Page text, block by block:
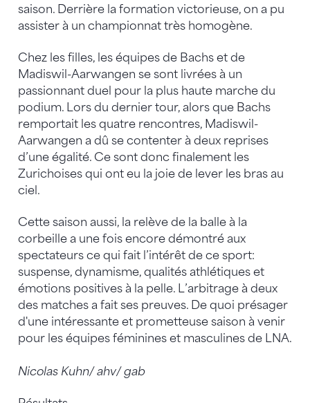
saison. Derrière la formation victorieuse, on a pu
assister à un championnat très homogène.
Chez les filles, les équipes de Bachs et de
Madiswil-Aarwangen se sont livrées à un
passionnant duel pour la plus haute marche du
podium. Lors du dernier tour, alors que Bachs
remportait les quatre rencontres, Madiswil-
Aarwangen a dû se contenter à deux reprises
d’une égalité. Ce sont donc finalement les
Zurichoises qui ont eu la joie de lever les bras au
ciel.
Cette saison aussi, la relève de la balle à la
corbeille a une fois encore démontré aux
spectateurs ce qui fait l’intérêt de ce sport:
suspense, dynamisme, qualités athlétiques et
émotions positives à la pelle. L’arbitrage à deux
des matches a fait ses preuves. De quoi présager
d'une intéressante et prometteuse saison à venir
pour les équipes féminines et masculines de LNA.
Nicolas Kuhn/ ahv/ gab